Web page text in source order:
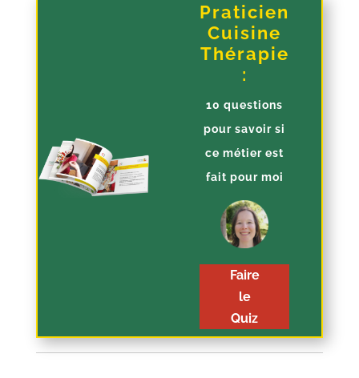
Praticien
Cuisine
Thérapie
:
10 questions
pour savoir si
ce métier est
fait pour moi
Faire
le
Quiz